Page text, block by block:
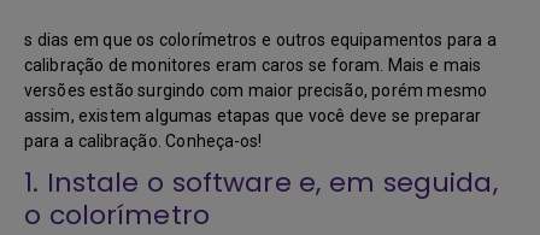
s dias em que os colorímetros e outros equipamentos para a
calibração de monitores eram caros se foram. Mais e mais
versões estão surgindo com maior precisão, porém mesmo
assim, existem algumas etapas que você deve se preparar
para a calibração. Conheça-os!
1. Instale o software e, em seguida,
o colorímetro